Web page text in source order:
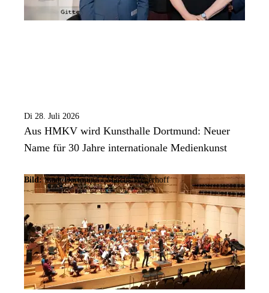
Di 28. Juli 2026
Aus HMKV wird Kunsthalle Dortmund: Neuer
Name für 30 Jahre internationale Medienkunst
Bild: Stadt Dortmund / Marcus Wegerhoff